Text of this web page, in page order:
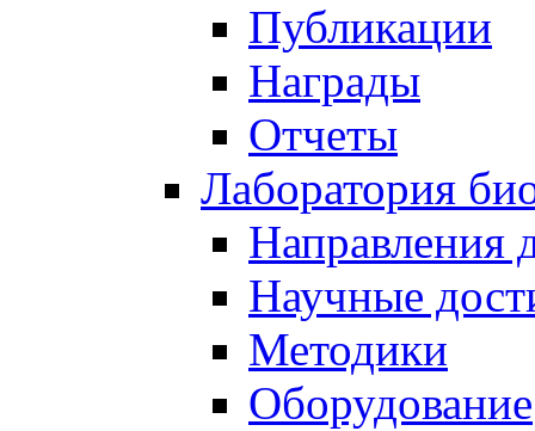
Публикации
Награды
Отчеты
Лаборатория
Направления
Научные
Методики
Оборудование